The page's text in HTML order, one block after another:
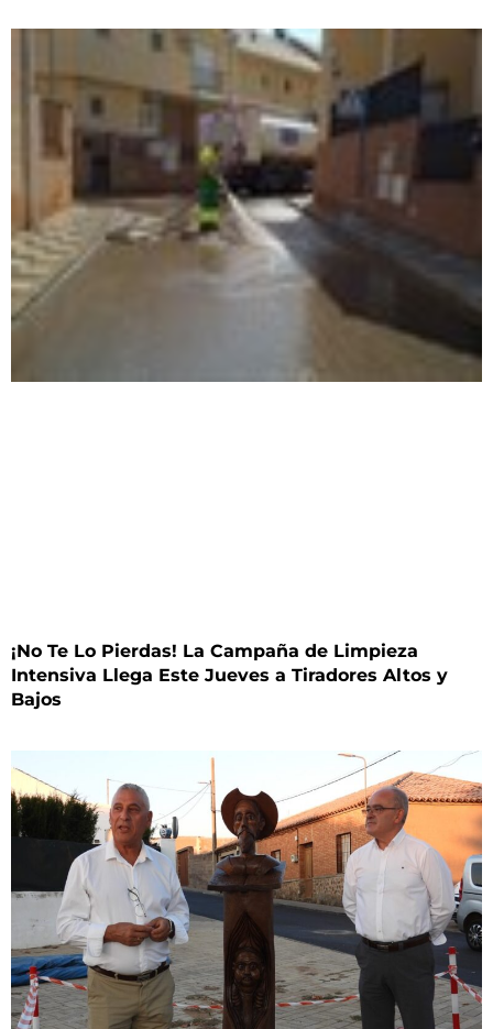
¡No Te Lo Pierdas! La Campaña de Limpieza
Intensiva Llega Este Jueves a Tiradores Altos y
Bajos